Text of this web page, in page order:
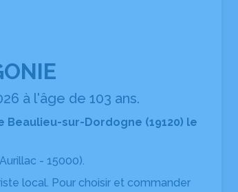
à l'âge de 103 ans.
sur-Dordogne (19120) le
- 15000).
local. Pour choisir et commander